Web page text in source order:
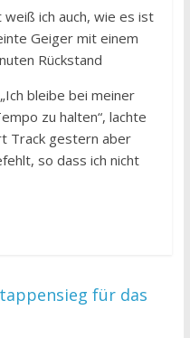
weiß ich auch, wie es ist
Geiger mit einem
Rückstand
bleibe bei meiner
zu halten“, lachte
Track gestern aber
so dass ich nicht
für das